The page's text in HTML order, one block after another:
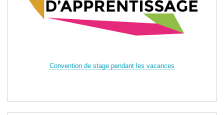
Convention de stage pendant les vacances